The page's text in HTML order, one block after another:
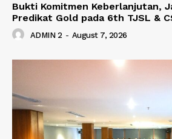
Bukti Komitmen Keberlanjutan,
Predikat Gold pada 6th TJSL &
ADMIN 2 - August 7, 2026